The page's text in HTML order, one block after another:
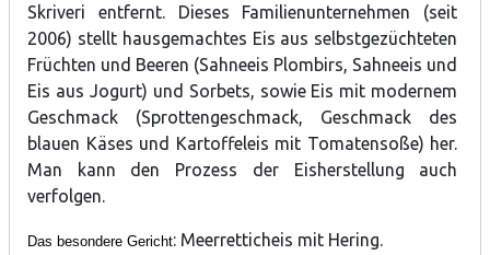
of ice cream have been produced. This is the only place in Latvia
which offers five dishes with ice cream as a side dish.
For Latvian food crafts
Skriveri entfernt. Dieses Familienunternehmen (seit
2006) stellt hausgemachtes Eis aus selbstgezüchteten
Früchten und Beeren (Sahneeis Plombirs, Sahneeis und
Eis aus Jogurt) und Sorbets, sowie Eis mit modernem
Geschmack (Sprottengeschmack, Geschmack des
blauen Käses und Kartoffeleis mit Tomatensoße) her.
Man kann den Prozess der Eisherstellung auch
verfolgen.
Das besondere Gericht: Meerretticheis mit Hering.